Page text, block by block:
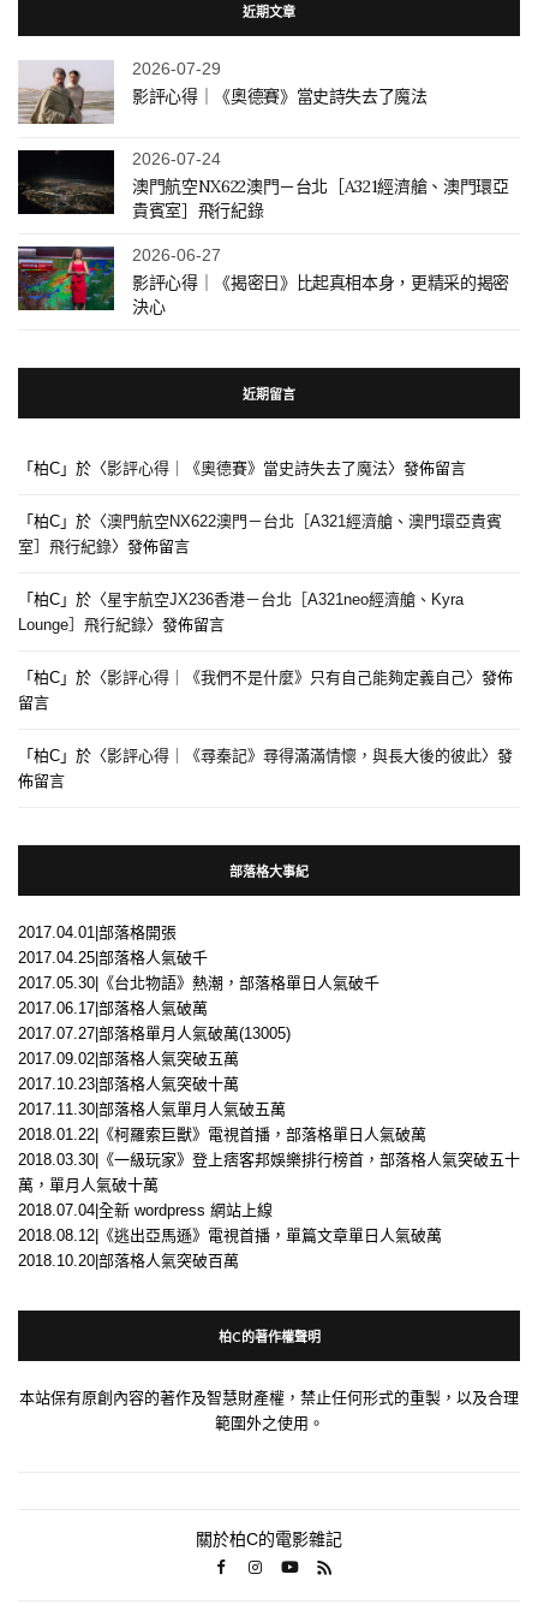
近期文章
2026-07-29
影評心得｜《奧德賽》當史詩失去了魔法
2026-07-24
澳門航空NX622澳門－台北［A321經濟艙、澳門環亞
貴賓室］飛行紀錄
2026-06-27
影評心得｜《揭密日》比起真相本身，更精采的揭密
決心
近期留言
「 柏C 」於〈影評心得｜《奧德賽》當史詩失去了魔法〉發佈留言
「 柏C 」於〈澳門航空NX622澳門－台北［A321經濟艙、澳門環亞貴賓
室］飛行紀錄〉發佈留言
「 柏C 」於〈星宇航空JX236香港－台北［A321neo經濟艙、Kyra
Lounge］飛行紀錄〉發佈留言
「 柏C 」於〈影評心得｜《我們不是什麼》只有自己能夠定義自己〉發佈
留言
「 柏C 」於〈影評心得｜《尋秦記》尋得滿滿情懷，與長大後的彼此〉發
佈留言
部落格大事紀
2017.04.01|部落格開張
2017.04.25|部落格人氣破千
2017.05.30|《台北物語》熱潮，部落格單日人氣破千
2017.06.17|部落格人氣破萬
2017.07.27|部落格單月人氣破萬(13005)
2017.09.02|部落格人氣突破五萬
2017.10.23|部落格人氣突破十萬
2017.11.30|部落格人氣單月人氣破五萬
2018.01.22|《柯羅索巨獸》電視首播，部落格單日人氣破萬
2018.03.30|《一級玩家》登上痞客邦娛樂排行榜首，部落格人氣突破五十
萬，單月人氣破十萬
2018.07.04|全新 wordpress 網站上線
2018.08.12|《逃出亞馬遜》電視首播，單篇文章單日人氣破萬
2018.10.20|部落格人氣突破百萬
柏C的著作權聲明
本站保有原創內容的著作及智慧財產權，禁止任何形式的重製，以及合理
範圍外之使用。
關於柏C的電影雜記